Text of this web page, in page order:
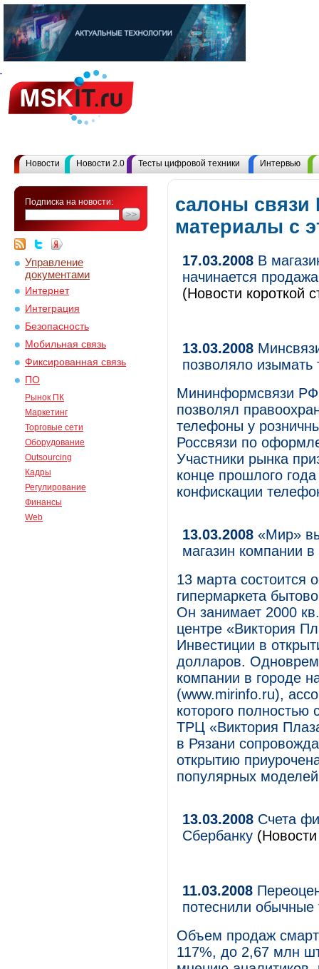
Новости Новости 2.0 Тесты цифровой техники Интервью
Подписка на новости:
Управление
документами
Интернет
Интеграция
Безопасность
Мобильная связь
Фиксированная связь
ПО
Рынок ПК
Маркетинг
Торговые сети
Оборудование
Outsourcing
Кадры
Регулирование
Финансы
Web
салоны связи
материалы с
17.03.2008 В
начинается
(Новости короткой
13.03.2008
позволяло изымать
Мининформсвязи РФ
позволял
телефоны у
Россвязи по
Участники рынка
конце прошлого
конфискации
13.03.2008 «Мир»
магазин компании в
13 марта состоится
гипермаркета
Он занимает 2000
центре «Виктория
Инвестиции в
долларов.
компании в городе
(www.mirinfo.ru),
которого полностью
ТРЦ «Виктория
в Рязани
открытию
популярных
13.03.2008 Счета
Сбербанку (Новости
11.03.2008
потеснили обычные
Объем продаж
117%, до 2,67 млн